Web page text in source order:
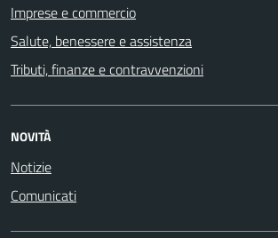
Imprese e commercio
Salute, benessere e assistenza
Tributi, finanze e contravvenzioni
NOVITÀ
Notizie
Comunicati